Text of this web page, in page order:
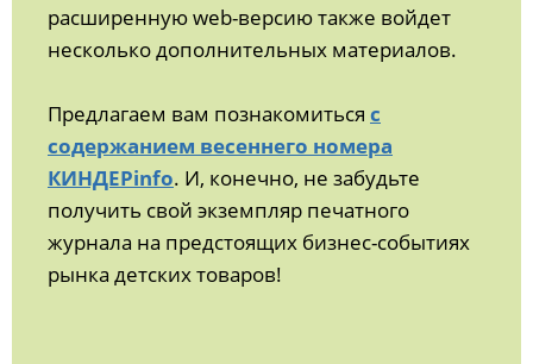
расширенную web-версию также войдет
несколько дополнительных материалов.
Предлагаем вам познакомиться с
содержанием весеннего номера
КИНДЕРinfo. И, конечно, не забудьте
получить свой экземпляр печатного
журнала на предстоящих бизнес-событиях
рынка детских товаров!